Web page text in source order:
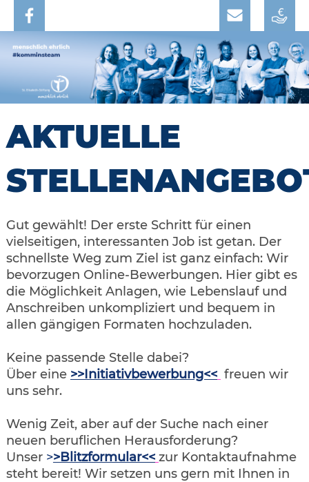
AKTUELLE
Gut gewählt! Der erste Schritt für einen
vielseitigen, interessanten Job ist getan. Der
schnellste Weg zum Ziel ist ganz einfach: Wir
bevorzugen Online-Bewerbungen. Hier gibt es
die Möglichkeit Anlagen, wie Lebenslauf und
Anschreiben unkompliziert und bequem in
allen gängigen Formaten hochzuladen.
Keine passende Stelle dabei?
Über eine >>Initiativbewerbung<< freuen wir
uns sehr.
Wenig Zeit, aber auf der Suche nach einer
neuen beruflichen Herausforderung?
Unser >>Blitzformular<< zur Kontaktaufnahme
steht bereit! Wir setzen uns gern mit Ihnen in